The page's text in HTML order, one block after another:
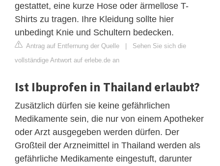
gestattet, eine kurze Hose oder ärmellose T-
Shirts zu tragen. Ihre Kleidung sollte hier
unbedingt Knie und Schultern bedecken.
Antrag auf Entfernung der Quelle | Sehen Sie sich die
vollständige Antwort auf erlebe.de an
Ist Ibuprofen in Thailand erlaubt?
Zusätzlich dürfen sie keine gefährlichen
Medikamente sein, die nur von einem Apotheker
oder Arzt ausgegeben werden dürfen. Der
Großteil der Arzneimittel in Thailand werden als
gefährliche Medikamente eingestuft, darunter